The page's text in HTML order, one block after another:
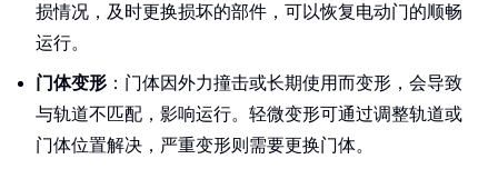
损情况，及时更换损坏的部件，可以恢复电动门的顺畅
运行。
门体变形 ：门体因外力撞击或长期使用而变形，会导致
与轨道不匹配，影响运行。轻微变形可通过调整轨道或
门体位置解决，严重变形则需要更换门体。